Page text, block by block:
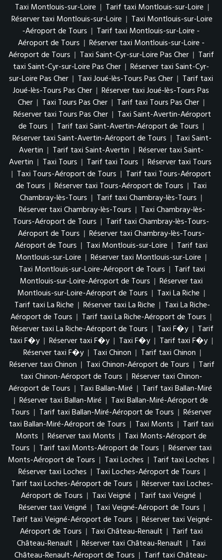
Taxi Montlouis-sur-Loire | Tarif taxi Montlouis-sur-Loire |
Réserver taxi Montlouis-sur-Loire | Taxi Montlouis-sur-Loire
-Aéroport de Tours | Tarif taxi Montlouis-sur-Loire -
Aéroport de Tours | Réserver taxi Montlouis-sur-Loire -
Aéroport de Tours | Taxi Saint-Cyr-sur-Loire Pas Cher | Tarif
taxi Saint-Cyr-sur-Loire Pas Cher | Réserver taxi Saint-Cyr-
sur-Loire Pas Cher | Taxi Joué-lès-Tours Pas Cher | Tarif taxi
Joué-lès-Tours Pas Cher | Réserver taxi Joué-lès-Tours Pas
Cher | Taxi Tours Pas Cher | Tarif taxi Tours Pas Cher |
Réserver taxi Tours Pas Cher | Taxi Saint-Avertin-Aéroport
de Tours | Tarif taxi Saint-Avertin-Aéroport de Tours |
Réserver taxi Saint-Avertin-Aéroport de Tours | Taxi Saint-
Avertin | Tarif taxi Saint-Avertin | Réserver taxi Saint-
Avertin | Taxi Tours | Tarif taxi Tours | Réserver taxi Tours
| Taxi Tours-Aéroport de Tours | Tarif taxi Tours-Aéroport
de Tours | Réserver taxi Tours-Aéroport de Tours | Taxi
Chambray-lès-Tours | Tarif taxi Chambray-lès-Tours |
Réserver taxi Chambray-lès-Tours | Taxi Chambray-lès-
Tours-Aéroport de Tours | Tarif taxi Chambray-lès-Tours-
Aéroport de Tours | Réserver taxi Chambray-lès-Tours-
Aéroport de Tours | Taxi Montlouis-sur-Loire | Tarif taxi
Montlouis-sur-Loire | Réserver taxi Montlouis-sur-Loire |
Taxi Montlouis-sur-Loire-Aéroport de Tours | Tarif taxi
Montlouis-sur-Loire-Aéroport de Tours | Réserver taxi
Montlouis-sur-Loire-Aéroport de Tours | Taxi La Riche |
Tarif taxi La Riche | Réserver taxi La Riche | Taxi La Riche-
Aéroport de Tours | Tarif taxi La Riche-Aéroport de Tours |
Réserver taxi La Riche-Aéroport de Tours | Taxi F�y | Tarif
taxi F�y | Réserver taxi F�y | Taxi F�y | Tarif taxi F�y |
Réserver taxi F�y | Taxi Chinon | Tarif taxi Chinon |
Réserver taxi Chinon | Taxi Chinon-Aéroport de Tours | Tarif
taxi Chinon-Aéroport de Tours | Réserver taxi Chinon-
Aéroport de Tours | Taxi Ballan-Miré | Tarif taxi Ballan-Miré
| Réserver taxi Ballan-Miré | Taxi Ballan-Miré-Aéroport de
Tours | Tarif taxi Ballan-Miré-Aéroport de Tours | Réserver
taxi Ballan-Miré-Aéroport de Tours | Taxi Monts | Tarif taxi
Monts | Réserver taxi Monts | Taxi Monts-Aéroport de
Tours | Tarif taxi Monts-Aéroport de Tours | Réserver taxi
Monts-Aéroport de Tours | Taxi Loches | Tarif taxi Loches |
Réserver taxi Loches | Taxi Loches-Aéroport de Tours |
Tarif taxi Loches-Aéroport de Tours | Réserver taxi Loches-
Aéroport de Tours | Taxi Veigné | Tarif taxi Veigné |
Réserver taxi Veigné | Taxi Veigné-Aéroport de Tours |
Tarif taxi Veigné-Aéroport de Tours | Réserver taxi Veigné-
Aéroport de Tours | Taxi Château-Renault | Tarif taxi
Château-Renault | Réserver taxi Château-Renault | Taxi
Château-Renault-Aéroport de Tours | Tarif taxi Château-